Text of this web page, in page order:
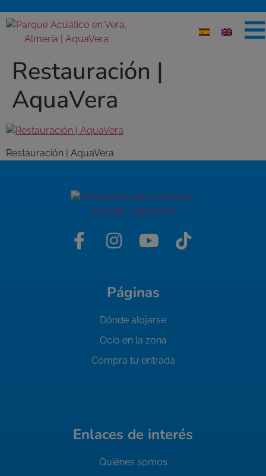
Restauración |
AquaVera
Restauración | AquaVera
Páginas
Dónde alojarse
Ocio en la zona
Compra tu entrada
Enlaces de interés
Quiénes somos